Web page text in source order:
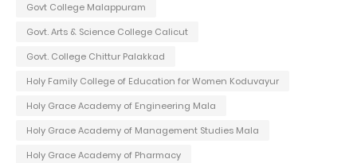
Govt College Malappuram
Govt. Arts & Science College Calicut
Govt. College Chittur Palakkad
Holy Family College of Education for Women Koduvayur
Holy Grace Academy of Engineering Mala
Holy Grace Academy of Management Studies Mala
Holy Grace Academy of Pharmacy